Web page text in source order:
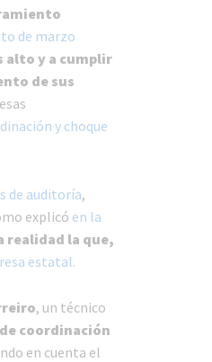
de marzo
alto y a cumplir
de sus
y choque
de auditoría,
explicó en la
realidad la que,
estatal.
, un técnico
coordinación
en cuenta el